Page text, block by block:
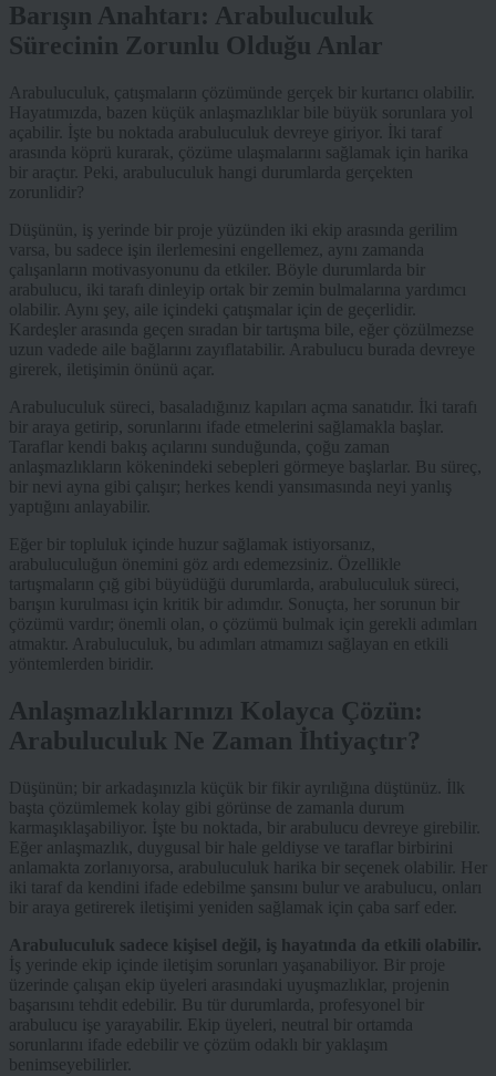
Barışın Anahtarı: Arabuluculuk
Sürecinin Zorunlu Olduğu Anlar
Arabuluculuk, çatışmaların çözümünde gerçek bir kurtarıcı olabilir.
Hayatımızda, bazen küçük anlaşmazlıklar bile büyük sorunlara yol
açabilir. İşte bu noktada arabuluculuk devreye giriyor. İki taraf
arasında köprü kurarak, çözüme ulaşmalarını sağlamak için harika
bir araçtır. Peki, arabuluculuk hangi durumlarda gerçekten
zorunlidir?
Düşünün, iş yerinde bir proje yüzünden iki ekip arasında gerilim
varsa, bu sadece işin ilerlemesini engellemez, aynı zamanda
çalışanların motivasyonunu da etkiler. Böyle durumlarda bir
arabulucu, iki tarafı dinleyip ortak bir zemin bulmalarına yardımcı
olabilir. Aynı şey, aile içindeki çatışmalar için de geçerlidir.
Kardeşler arasında geçen sıradan bir tartışma bile, eğer çözülmezse
uzun vadede aile bağlarını zayıflatabilir. Arabulucu burada devreye
girerek, iletişimin önünü açar.
Arabuluculuk süreci, basaladığınız kapıları açma sanatıdır. İki tarafı
bir araya getirip, sorunlarını ifade etmelerini sağlamakla başlar.
Taraflar kendi bakış açılarını sunduğunda, çoğu zaman
anlaşmazlıkların kökenindeki sebepleri görmeye başlarlar. Bu süreç,
bir nevi ayna gibi çalışır; herkes kendi yansımasında neyi yanlış
yaptığını anlayabilir.
Eğer bir topluluk içinde huzur sağlamak istiyorsanız,
arabuluculuğun önemini göz ardı edemezsiniz. Özellikle
tartışmaların çığ gibi büyüdüğü durumlarda, arabuluculuk süreci,
barışın kurulması için kritik bir adımdır. Sonuçta, her sorunun bir
çözümü vardır; önemli olan, o çözümü bulmak için gerekli adımları
atmaktır. Arabuluculuk, bu adımları atmamızı sağlayan en etkili
yöntemlerden biridir.
Anlaşmazlıklarınızı Kolayca Çözün:
Arabuluculuk Ne Zaman İhtiyaçtır?
Düşünün; bir arkadaşınızla küçük bir fikir ayrılığına düştünüz. İlk
başta çözümlemek kolay gibi görünse de zamanla durum
karmaşıklaşabiliyor. İşte bu noktada, bir arabulucu devreye girebilir.
Eğer anlaşmazlık, duygusal bir hale geldiyse ve taraflar birbirini
anlamakta zorlanıyorsa, arabuluculuk harika bir seçenek olabilir. Her
iki taraf da kendini ifade edebilme şansını bulur ve arabulucu, onları
bir araya getirerek iletişimi yeniden sağlamak için çaba sarf eder.
Arabuluculuk sadece kişisel değil, iş hayatında da etkili olabilir.
İş yerinde ekip içinde iletişim sorunları yaşanabiliyor. Bir proje
üzerinde çalışan ekip üyeleri arasındaki uyuşmazlıklar, projenin
başarısını tehdit edebilir. Bu tür durumlarda, profesyonel bir
arabulucu işe yarayabilir. Ekip üyeleri, neutral bir ortamda
sorunlarını ifade edebilir ve çözüm odaklı bir yaklaşım
benimseyebilirler.